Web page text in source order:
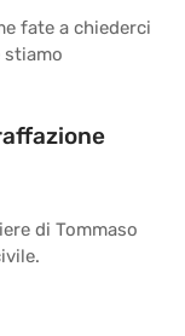
fate a chiederci
stiamo
di Tommaso